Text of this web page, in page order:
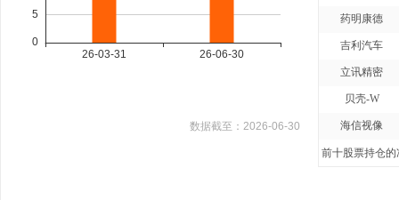
数据截至： 2026-06-30
药明康德
吉利汽车
立讯精密
贝壳-W
海信视像
前十股票持仓的